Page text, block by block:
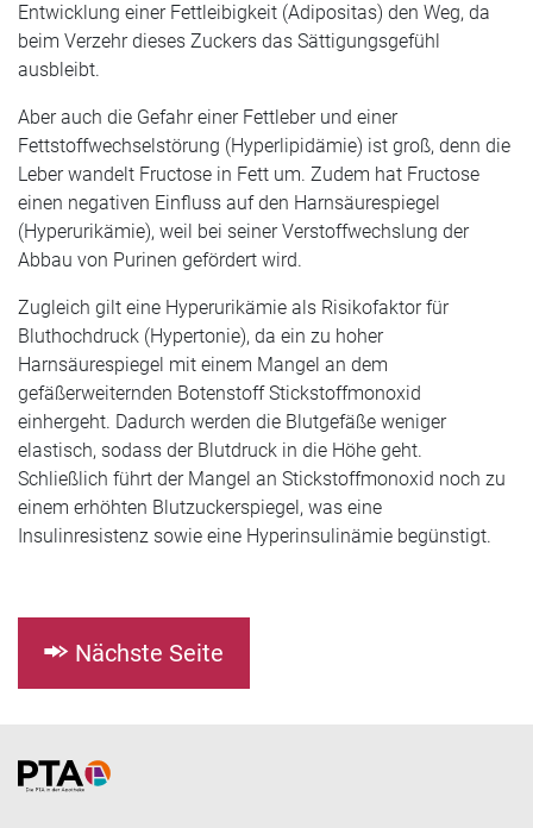
Entwicklung einer Fettleibigkeit (Adipositas) den Weg, da
beim Verzehr dieses Zuckers das Sättigungsgefühl
ausbleibt.
Aber auch die Gefahr einer Fettleber und einer
Fettstoffwechselstörung (Hyperlipidämie) ist groß, denn die
Leber wandelt Fructose in Fett um. Zudem hat Fructose
einen negativen Einfluss auf den Harnsäurespiegel
(Hyperurikämie), weil bei seiner Verstoffwechslung der
Abbau von Purinen gefördert wird.
Zugleich gilt eine Hyperurikämie als Risikofaktor für
Bluthochdruck (Hypertonie), da ein zu hoher
Harnsäurespiegel mit einem Mangel an dem
gefäßerweiternden Botenstoff Stickstoffmonoxid
einhergeht. Dadurch werden die Blutgefäße weniger
elastisch, sodass der Blutdruck in die Höhe geht.
Schließlich führt der Mangel an Stickstoffmonoxid noch zu
einem erhöhten Blutzuckerspiegel, was eine
Insulinresistenz sowie eine Hyperinsulinämie begünstigt.
Nächste Seite
Home